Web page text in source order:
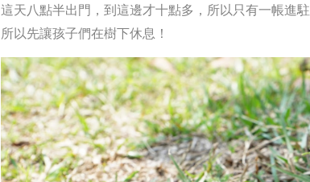
這天八點半出門，到這邊才十點多，所以只有一帳進駐
所以先讓孩子們在樹下休息！